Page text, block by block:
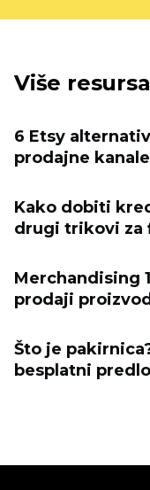
Više resursa
6 Etsy
prodajne
Kako dobiti
drugi trikovi za
Merchandising
prodaji
Što je
besplatni